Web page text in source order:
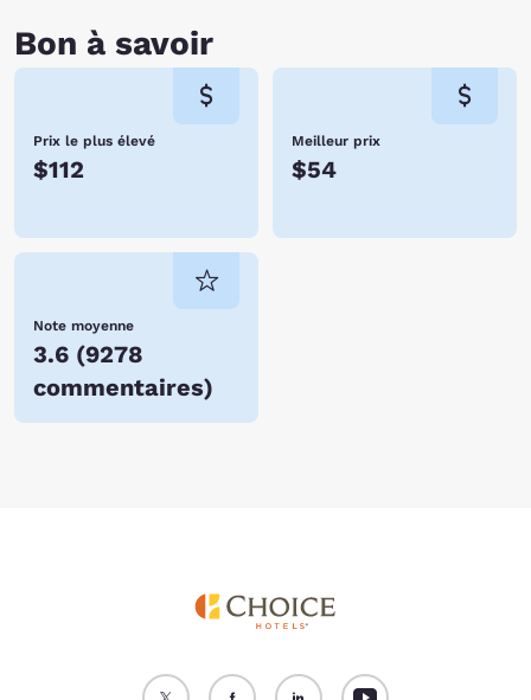
Bon à savoir
Prix le plus élevé
$112
Meilleur prix
$54
Note moyenne
3.6 (9278
commentaires)